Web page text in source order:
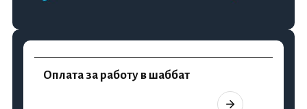
Оплата за работу в шаббат